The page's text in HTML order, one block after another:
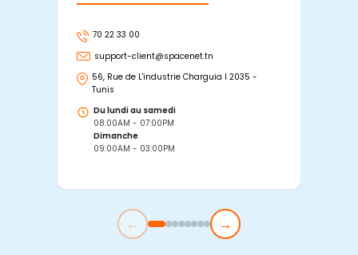
70 22 33 00
support-client@spacenet.tn
56, Rue de L'industrie Charguia I 2035 -
Tunis
Du lundi au samedi
08:00AM - 07:00PM
Dimanche
09:00AM - 03:00PM
← →